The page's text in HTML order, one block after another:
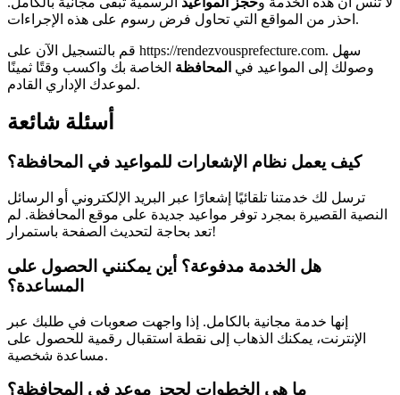
احذر من المواقع التي تحاول فرض رسوم على هذه الإجراءات.
قم بالتسجيل الآن على https://rendezvousprefecture.com. سهل
وصولك إلى المواعيد في المحافظة الخاصة بك واكسب وقتًا ثمينًا
لموعدك الإداري القادم.
أسئلة شائعة
كيف يعمل نظام الإشعارات للمواعيد في المحافظة؟
ترسل لك خدمتنا تلقائيًا إشعارًا عبر البريد الإلكتروني أو الرسائل
النصية القصيرة بمجرد توفر مواعيد جديدة على موقع المحافظة. لم
تعد بحاجة لتحديث الصفحة باستمرار!
هل الخدمة مدفوعة؟ أين يمكنني الحصول على
المساعدة؟
إنها خدمة مجانية بالكامل. إذا واجهت صعوبات في طلبك عبر
الإنترنت، يمكنك الذهاب إلى نقطة استقبال رقمية للحصول على
مساعدة شخصية.
ما هي الخطوات لحجز موعد في المحافظة؟